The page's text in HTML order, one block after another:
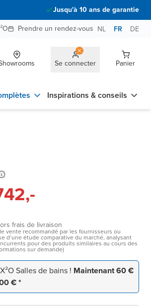
Jusqu'à 10 ans de garantie
Prendre un rendez-vous NL FR DE
Se connecter Panier
Inspirations & conseils
frais de livraison
vente recommandé par les fournisseurs ou
d’une étude comparative du marché, analysant
pour des produits similaires au cours des
sur demande)
Salles de bains ! Maintenant 60 €
€ *